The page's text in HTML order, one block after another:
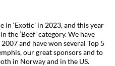
‘Exotic’ in 2023, and this year
the ‘Beef’ category. We have
and have won several Top 5
our great sponsors and to
in Norway and in the US.